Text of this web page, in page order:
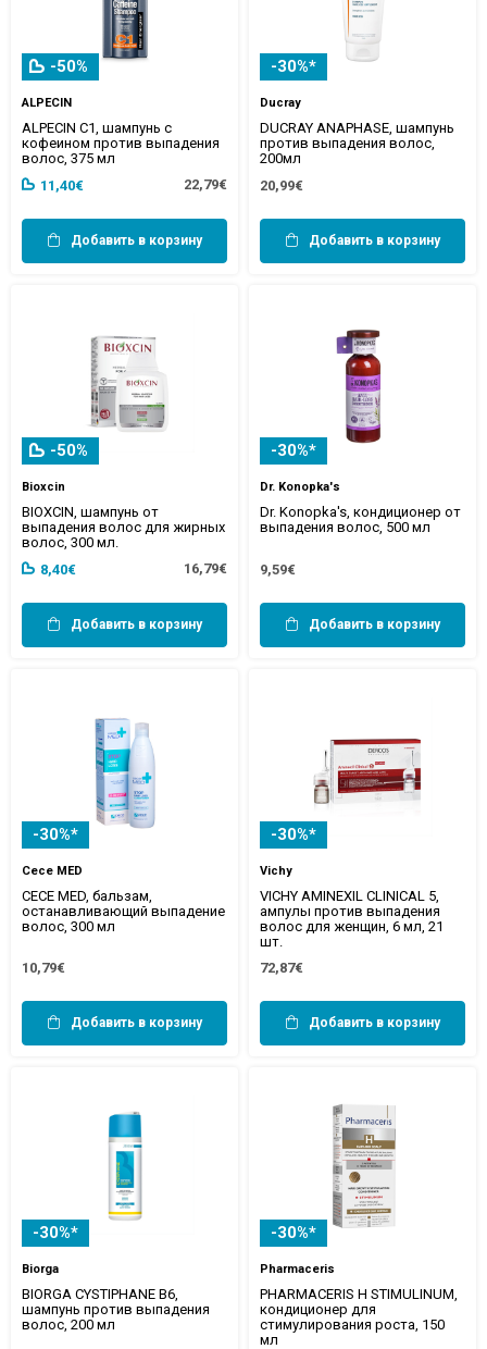
-50%
ALPECIN
ALPECIN C1, шампунь с
кофеином против выпадения
волос, 375 мл
11,40€
22,79€
Добавить в корзину
-30%*
Ducray
DUCRAY ANAPHASE, шампунь
против выпадения волос,
200мл
20,99€
Добавить в корзину
-50%
Bioxcin
BIOXCIN, шампунь от
выпадения волос для жирных
волос, 300 мл.
8,40€
16,79€
Добавить в корзину
-30%*
Dr. Konopka's
Dr. Konopka's, кондиционер от
выпадения волос, 500 мл
9,59€
Добавить в корзину
-30%*
Cece MED
CECE MED, бальзам,
останавливающий выпадение
волос, 300 мл
10,79€
Добавить в корзину
-30%*
Vichy
VICHY AMINEXIL CLINICAL 5,
ампулы против выпадения
волос для женщин, 6 мл, 21
шт.
72,87€
Добавить в корзину
-30%*
Biorga
BIORGA CYSTIPHANE B6,
шампунь против выпадения
волос, 200 мл
-30%*
Pharmaceris
PHARMACERIS H STIMULINUM,
кондиционер для
стимулирования роста, 150
мл